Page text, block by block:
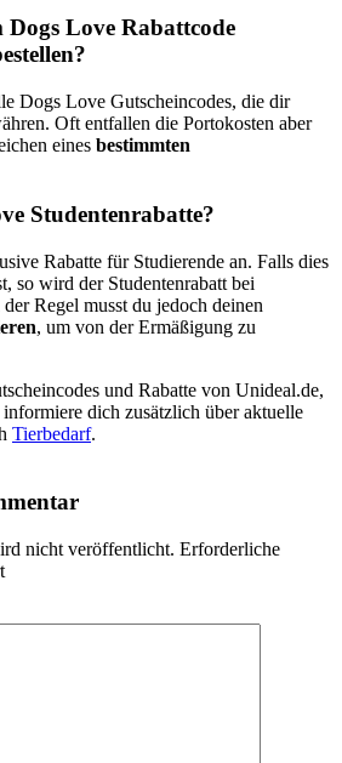
Love Rabattcode
Dogs Love Gutscheincodes, die dir
Oft entfallen die Portokosten aber
eines bestimmten
Studentenrabatte?
Rabatte für Studierende an. Falls dies
so wird der Studentenrabatt bei
Regel musst du jedoch deinen
, um von der Ermäßigung zu
und Rabatte von Unideal.de,
dich zusätzlich über aktuelle
Tierbedarf.
nicht veröffentlicht. Erforderliche